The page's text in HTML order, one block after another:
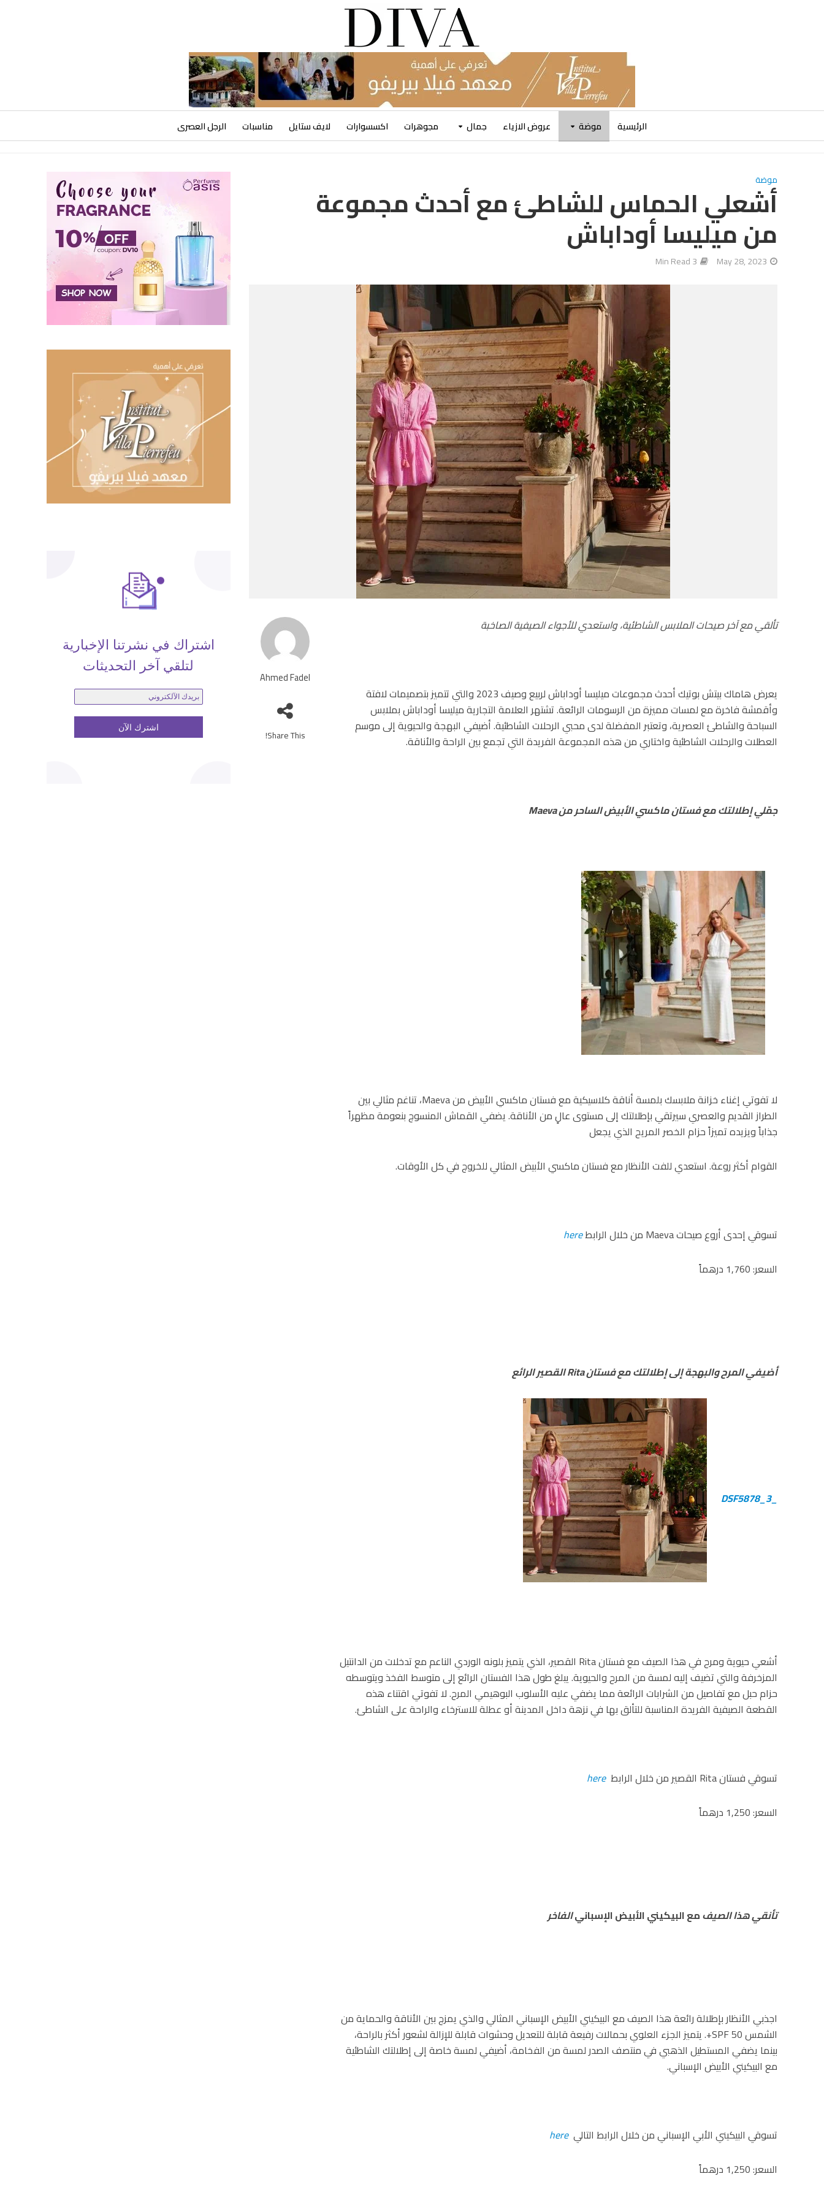
الرئيسية موضة عروض الازياء جمال مجوهرات اكسسوارات لايف ستايل مناسبات الرجل العصرى
اشتراك في نشرتنا الإخبارية
لتلقي آخر التحديثات
موضة
أشعلي الحماس للشاطئ مع أحدث مجموعة
من ميليسا أوداباش
May 28, 2023
3 Min Read
Ahmed Fadel
Share This!
تألقي مع آخر صيحات الملابس الشاطئية، واستعدي للأجواء الصيفية الصاخبة
يعرض هاماك بيتش بوتيك أحدث مجموعات ميليسا أوداباش لربيع وصيف 2023 والتي تتميز بتصميمات لافتة
وأقمشة فاخرة مع لمسات مميزة من الرسومات الرائعة. تشتهر العلامة التجارية ميليسا أوداباش بملابس
السباحة والشاطئ العصرية، وتعتبر المفضلة لدى محبي الرحلات الشاطئية. أضيفي البهجة والحيوية إلى موسم
العطلات والرحلات الشاطئية واختاري من هذه المجموعة الفريدة التي تجمع بين الراحة والأناقة.
جمّلي إطلالتك مع فستانماكسي الأبيض الساحر منMaeva
لا تفوتي إغناء خزانة ملابسك بلمسة أناقة كلاسيكية مع فستان ماكسي الأبيض من Maeva، تناغم مثالي بين
الطراز القديم والعصري سيرتقي بإطلالتك إلى مستوى عالٍ من الأناقة. يضفي القماش المنسوج بنعومة مظهراً
جذاباً ويزيده تميزاً حزام الخصر المريح الذي يجعل
القوام أكثر روعة. استعدي للفت الأنظار مع فستان ماكسي الأبيض المثالي للخروج في كل الأوقات.
تسوقي إحدى أروع صيحات Maeva من خلال الرابط
here
السعر: 1,760 درهماً
أضيفي المرح والبهجة إلى إطلالتك مع فستانRitaالقصير الرائع
_DSF5878_3
أشعي حيوية ومرح في هذا الصيف مع فستان Rita القصير، الذي يتميز بلونه الوردي الناعم مع تدخلات من الدانتيل
المزخرفة والتي تضيف إليه لمسة من المرح والحيوية. يبلغ طول هذا الفستان الرائع إلى متوسط الفخذ ويتوسطه
حزام حبل مع تفاصيل من الشرابات الرائعة مما يضفي عليه الأسلوب البوهيمي المرح. لا تفوتي اقتناء هذه
القطعة الصيفية الفريدة المناسبة للتألق بها في نزهة داخل المدينة أو عطلة للاسترخاء والراحة على الشاطئ.
تسوقي فستان Rita القصير من خلال الرابط
here
السعر: 1,250 درهماً
تأنقي هذا الصيفمع البيكيني الأبيض الإسبانيالفاخر
اجذبي الأنظار بإطلالة رائعة هذا الصيف مع البيكيني الأبيض الإسباني المثالي والذي يمزج بين الأناقة والحماية من
الشمس SPF 50+. يتميز الجزء العلوي بحمالات رفيعة قابلة للتعديل وحشوات قابلة للإزالة لشعور أكثر بالراحة،
بينما يضفي المستطيل الذهبي في منتصف الصدر لمسة من الفخامة، أضيفي لمسة خاصة إلى إطلالتك الشاطئية
مع البيكيني الأبيض الإسباني.
تسوقي البيكيني الأبي الإسباني من خلال الرابط التالي here
السعر: 1,250 درهماً